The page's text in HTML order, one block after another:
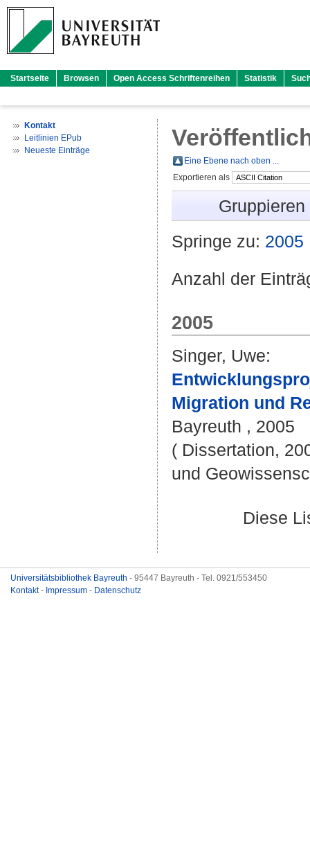
Startseite Browsen Open Access Schriftenreihen Statistik
Kontakt
Leitlinien EPub
Neueste Einträge
Eine Ebene nach oben ...
Exportieren als
Springe zu: 2005
Anzahl der
2005
Singer, Uwe:
Migration und
Bayreuth , 2005
( Dissertation,
und
Diese
Universitätsbibliothek Bayreuth - 95447 Bayreuth - Tel. 0921/553450
Kontakt- Impressum - Datenschutz